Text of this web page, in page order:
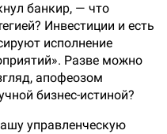
банкир, — что
Инвестиции и есть
исполнение
Разве можно
апофеозом
бизнес-истиной?
управленческую